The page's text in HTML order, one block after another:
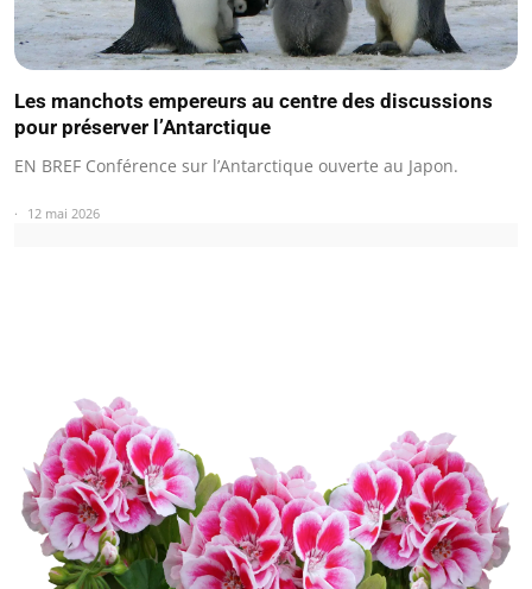
Les manchots empereurs au centre des discussions
pour préserver l’Antarctique
EN BREF Conférence sur l’Antarctique ouverte au Japon.
12 mai 2026